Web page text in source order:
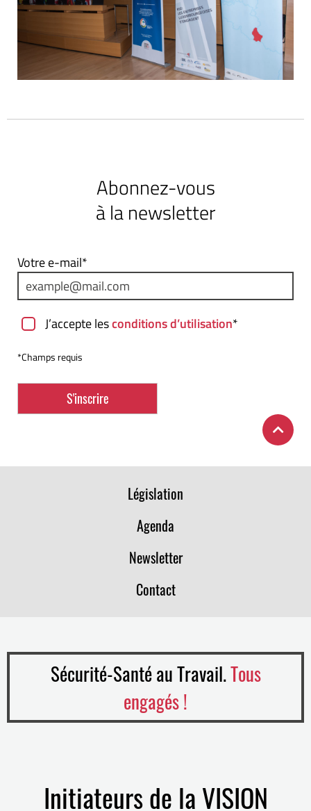
Abonnez-vous
à la newsletter
Votre e-mail*
J’accepte lesconditions d’utilisation*
*Champs requis
Législation
Agenda
Newsletter
Contact
Sécurité-Santé au Travail.Tous
engagés !
Initiateurs de la VISION